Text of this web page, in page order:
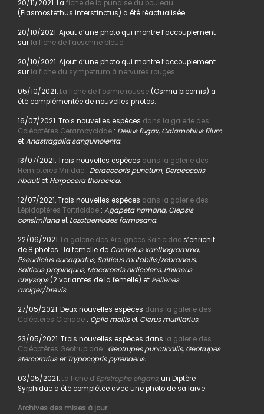
20/11/2021. La fiche de la punaise du bouleau
(Elasmostethus interstinctus) a été réactualisée.
20/10/2021. Ajout d’une photo qui montre l’accouplement
sur la fiche de l’aeschne bleue.
20/10/2021. Ajout d’une photo qui montre l’accouplement
sur la fiche du sympetrum à nervures rouges.
05/10/2021. La fiche de l’osmie rousse(Osmia bicornis) a
été complémentée de nouvelles photos.
16/07/2021. Trois nouvelles espèces dans la galerie des
Coléoptères Cerambycidae: Deilus fugax, Calamobius filum
etAnastragalia sanguinolenta.
13/07/2021. Trois nouvelles espèces dans la galerie des
Hémiptères Miridae: Deraeocoris punctum, Deraeocoris
ribautiet Harpocera thoracica.
12/07/2021. Trois nouvelles espèces dans la galerie des
Lépidoptères Tortricidae: Agapeta hamana, Clepsis
consimilanaet Lozotaeniodes formosana.
22/06/2021. La galerie des Araignées Salticidaes’enrichit
de 8 photos : la femelle de Carrhotus xanthogramma,
Pseudicius eucarpatus, Salticus mutabilis/zebraneus,
Salticus propinquus, Macaroeris nidicolens, Philaeus
chrysops(2 variantes de la femelle) et Pellenes
arciger/brevis.
27/05/2021. Deux nouvelles espèces dans la galerie des
Coléptères Cleridae: Opilo molliset Clerus mutillarius.
23/05/2021. Trois nouvelles espèces dans la galerie des
Coléoptères Geotrupidae: Geotrupes puncticollis, Geotrupes
stercorarius et Trypocopris pyrenaeus.
03/05/2021. La fiche d’Epistrophe eligans,un Diptère
Syrphidae a été complétée avec une photo de sa larve.
Archives des mises à jour